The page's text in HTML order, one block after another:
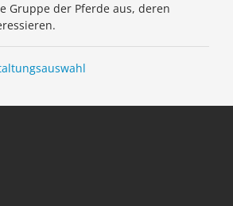
Gruppe der Pferde aus, deren